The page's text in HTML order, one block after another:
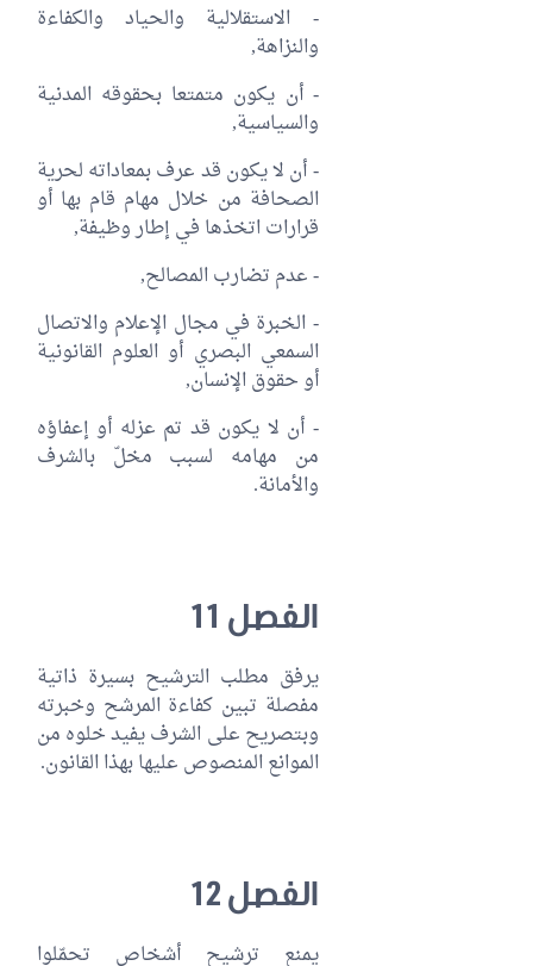
- الاستقلالية والحياد والكفاءة
والنزاهة,
- أن يكون متمتعا بحقوقه المدنية
والسياسية,
- أن لا يكون قد عرف بمعاداته لحرية
الصحافة من خلال مهام قام بها أو
قرارات اتخذها في إطار وظيفة,
- عدم تضارب المصالح,
- الخبرة في مجال الإعلام والاتصال
السمعي البصري أو العلوم القانونية
أو حقوق الإنسان,
- أن لا يكون قد تم عزله أو إعفاؤه
من مهامه لسبب مخلّ بالشرف
والأمانة.
الفصل 11
يرفق مطلب الترشيح بسيرة ذاتية
مفصلة تبين كفاءة المرشح وخبرته
وبتصريح على الشرف يفيد خلوه من
الموانع المنصوص عليها بهذا القانون.
الفصل 12
يمنع ترشيح أشخاص تحمّلوا